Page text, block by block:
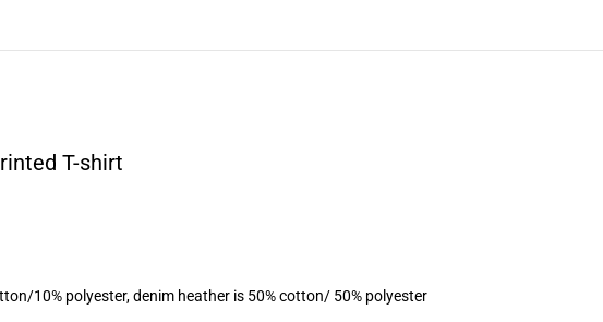
T-shirt
10% polyester, denim heather is 50% cotton/ 50% polyester